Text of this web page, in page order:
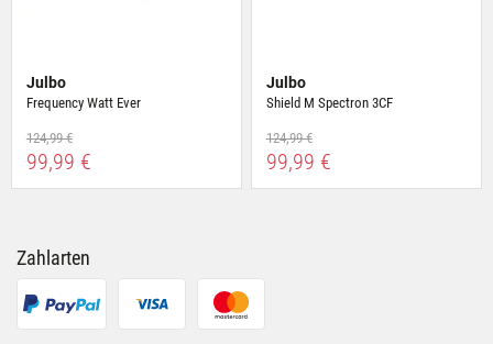
Julbo
Frequency Watt Ever
124,99 €
99,99 €
Julbo
Shield M Spectron 3CF
124,99 €
99,99 €
Zahlarten